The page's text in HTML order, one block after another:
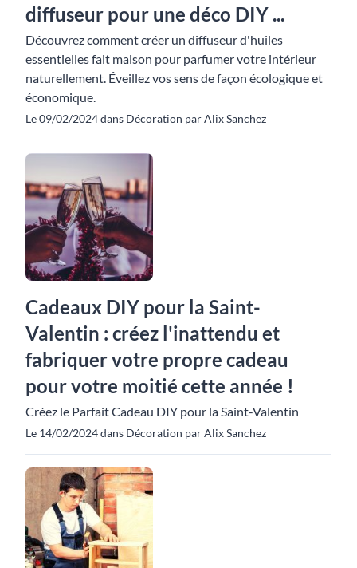
diffuseur pour une déco DIY ...
Découvrez comment créer un diffuseur d'huiles
essentielles fait maison pour parfumer votre intérieur
naturellement. Éveillez vos sens de façon écologique et
économique.
Le 09/02/2024 dans Décoration par Alix Sanchez
Cadeaux DIY pour la Saint-
Valentin : créez l'inattendu et
fabriquer votre propre cadeau
pour votre moitié cette année !
Créez le Parfait Cadeau DIY pour la Saint-Valentin
Le 14/02/2024 dans Décoration par Alix Sanchez